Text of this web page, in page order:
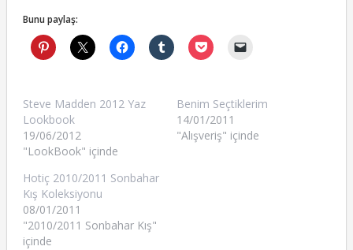
Bunu paylaş:
Steve Madden 2012 Yaz
Lookbook
19/06/2012
"LookBook" içinde
Benim Seçtiklerim
14/01/2011
"Alışveriş" içinde
Hotiç 2010/2011 Sonbahar
Kış Koleksiyonu
08/01/2011
"2010/2011 Sonbahar Kış"
içinde